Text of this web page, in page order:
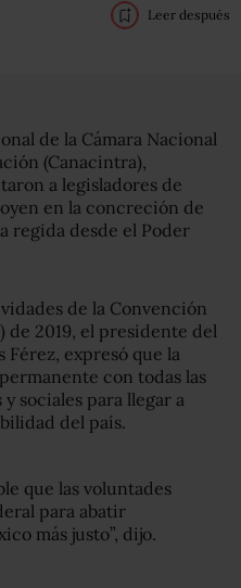
Leer después
de la Cámara Nacional
(Canacintra),
a legisladores de
en la concreción de
regida desde el Poder
de la Convención
de 2019, el presidente del
Férez, expresó que la
con todas las
sociales para llegar a
del país.
que las voluntades
para abatir
más justo”, dijo.